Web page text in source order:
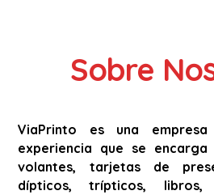
Sobre
ViaPrinto es una
experiencia que se
volantes, tarjetas de
dípticos, trípticos, libros,